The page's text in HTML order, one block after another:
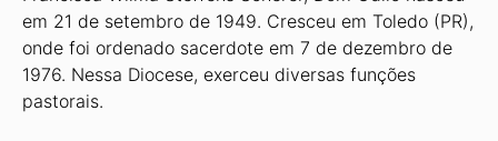
em 21 de setembro de 1949. Cresceu em Toledo (PR),
onde foi ordenado sacerdote em 7 de dezembro de
1976. Nessa Diocese, exerceu diversas funções
pastorais.